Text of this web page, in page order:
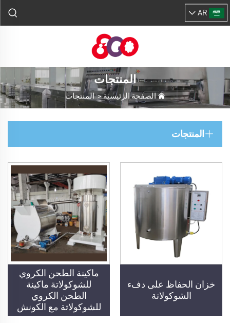
AR
المنتجات
الصفحة الرئيسية>المنتجات
المنتجات
خزان الحفاظ على دفء
الشوكولاتة
ماكينة الطحن الكروي
للشوكولاتة ماكينة
الطحن الكروي
للشوكولاتة مع الكونش